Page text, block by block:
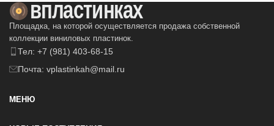
Площадка, на которой осуществляется продажа собственной
коллекции виниловых пластинок.
Тел: +7 (981) 403-68-15
Почта: vplastinkah@mail.ru
МЕНЮ